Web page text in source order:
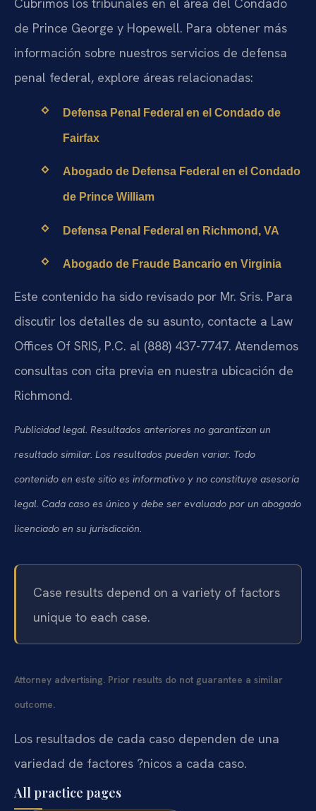
de Prince George y Hopewell. Para obtener más
información sobre nuestros servicios de defensa
penal federal, explore áreas relacionadas:
Defensa Penal Federal en el Condado de
Fairfax
Abogado de Defensa Federal en el Condado
de Prince William
Defensa Penal Federal en Richmond, VA
Abogado de Fraude Bancario en Virginia
Este contenido ha sido revisado por Mr. Sris. Para
discutir los detalles de su asunto, contacte a Law
Offices Of SRIS, P.C. al (888) 437-7747. Atendemos
consultas con cita previa en nuestra ubicación de
Richmond.
Publicidad legal. Resultados anteriores no garantizan un
resultado similar. Los resultados pueden variar. Todo
contenido en este sitio es informativo y no constituye asesoría
legal. Cada caso es único y debe ser evaluado por un abogado
licenciado en su jurisdicción.
Case results depend on a variety of factors
unique to each case.
Attorney advertising. Prior results do not guarantee a similar
outcome.
Los resultados de cada caso dependen de una
variedad de factores ?nicos a cada caso.
All practice pages